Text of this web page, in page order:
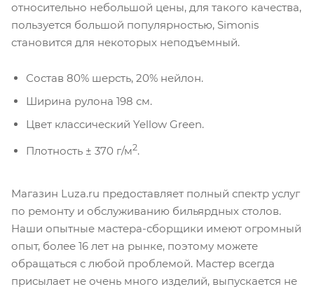
относительно небольшой цены, для такого качества,
пользуется большой популярностью, Simonis
становится для некоторых неподъемный.
Состав 80% шерсть, 20% нейлон.
Ширина рулона 198 см.
Цвет классический Yellow Green.
Плотность ± 370 г/м2.
Магазин Luza.ru предоставляет полный спектр услуг
по ремонту и обслуживанию бильярдных столов.
Наши опытные мастера-сборщики имеют огромный
опыт, более 16 лет на рынке, поэтому можете
обращаться с любой проблемой. Мастер всегда
присылает не очень много изделий, выпускается не